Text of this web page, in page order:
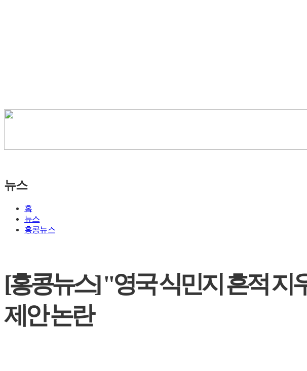
뉴스
홈
뉴스
홍콩뉴스
[홍콩뉴스] "영국 식민지 흔적 지
제안 논란